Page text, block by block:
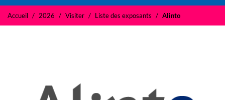
Accueil 2026 Visiter Liste des exposants Alinto